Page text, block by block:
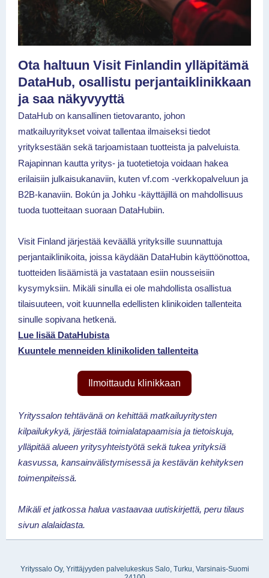
Ota haltuun Visit Finlandin ylläpitämä
DataHub, osallistu perjantaiklinikkaan
ja saa näkyvyyttä
DataHub on kansallinen tietovaranto, johon
matkailuyritykset voivat tallentaa ilmaiseksi tiedot
yrityksestään sekä tarjoamistaan tuotteista ja palveluista.
Rajapinnan kautta yritys- ja tuotetietoja voidaan hakea
erilaisiin julkaisukanaviin, kuten vf.com -verkkopalveluun ja
B2B-kanaviin. Bokún ja Johku -käyttäjillä on mahdollisuus
tuoda tuotteitaan suoraan DataHubiin.
Visit Finland järjestää keväällä yrityksille suunnattuja
perjantaiklinikoita, joissa käydään DataHubin käyttöönottoa,
tuotteiden lisäämistä ja vastataan esiin nousseisiin
kysymyksiin. Mikäli sinulla ei ole mahdollista osallistua
tilaisuuteen, voit kuunnella edellisten klinikoiden tallenteita
sinulle sopivana hetkenä.
Lue lisää DataHubista
Kuuntele menneiden klinikoliden tallenteita
Ilmoittaudu klinikkaan
Yrityssalon tehtävänä on kehittää matkailuyritysten
kilpailukykyä, järjestää toimialatapaamisia ja tietoiskuja,
ylläpitää alueen yritysyhteistyötä sekä tukea yrityksiä
kasvussa, kansainvälistymisessä ja kestävän kehityksen
toimenpiteissä.
Mikäli et jatkossa halua vastaavaa uutiskirjettä, peru tilaus
sivun alalaidasta.
Yrityssalo Oy, Yrittäjyyden palvelukeskus Salo, Turku, Varsinais-Suomi